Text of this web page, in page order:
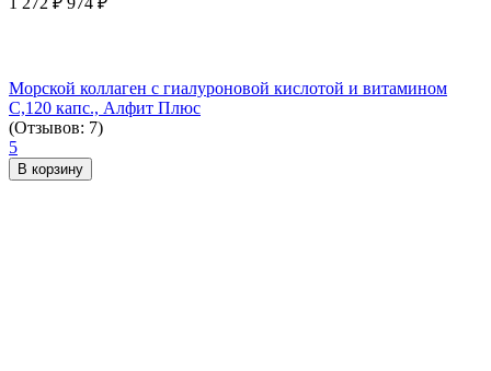
Морской коллаген с гиалуроновой кислотой и витамином
С,120 капс., Алфит Плюс
(Отзывов: 7)
5
В корзину